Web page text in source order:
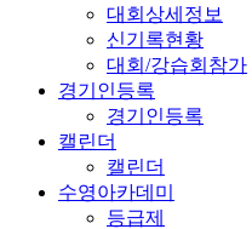
대회상세정보
신기록현황
대회/강습회참가
경기인등록
경기인등록
캘린더
캘린더
수영아카데미
등급제